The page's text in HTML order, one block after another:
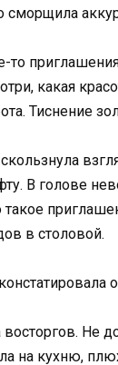
сморщила
то
какая
Тиснение
В голове
такое
в столовой.
Не
на кухню,